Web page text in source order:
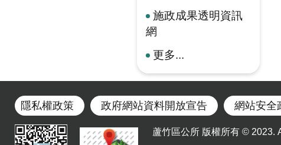
施政成果透明資訊
網
更多...
隱私權政策 政府網站資料開放宣告 網站安全
蘆竹區公所 版權所有 © 2023.